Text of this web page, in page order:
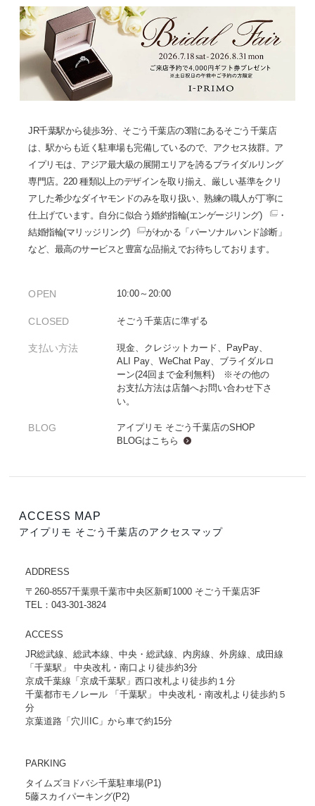
JR千葉駅から徒歩3分、そごう千葉店の3階にあるそごう千葉店
は、駅からも近く駐車場も完備しているので、アクセス抜群。ア
イプリモは、アジア最大級の展開エリアを誇るブライダルリング
専門店。220 種類以上のデザインを取り揃え、厳しい基準をクリ
アした希少なダイヤモンドのみを取り扱い、熟練の職人が丁寧に
仕上げています。自分に似合う婚約指輪(エンゲージリング)
・
結婚指輪(マリッジリング)
がわかる「パーソナルハンド診断」
など、最高のサービスと豊富な品揃えでお待ちしております。
OPEN 10:00～20:00
CLOSED そごう千葉店に準ずる
支払い方法
現金、クレジットカード、PayPay、
ALI Pay、WeChat Pay、ブライダルロ
ーン(24回まで金利無料) ※その他の
お支払方法は店舗へお問い合わせ下さ
い。
BLOG
アイプリモ そごう千葉店のSHOP
BLOGはこちら
ACCESS MAP
アイプリモ そごう千葉店のアクセスマップ
ADDRESS
〒260-8557千葉県千葉市中央区新町1000 そごう千葉店3F
TEL：043-301-3824
ACCESS
JR総武線、総武本線、中央・総武線、内房線、外房線、成田線
「千葉駅」 中央改札・南口より徒歩約3分
京成千葉線「京成千葉駅」西口改札より徒歩約１分
千葉都市モノレール 「千葉駅」 中央改札・南改札より徒歩約５
分
京葉道路「穴川IC」から車で約15分
PARKING
タイムズヨドバシ千葉駐車場(P1)
5藤スカイパーキング(P2)